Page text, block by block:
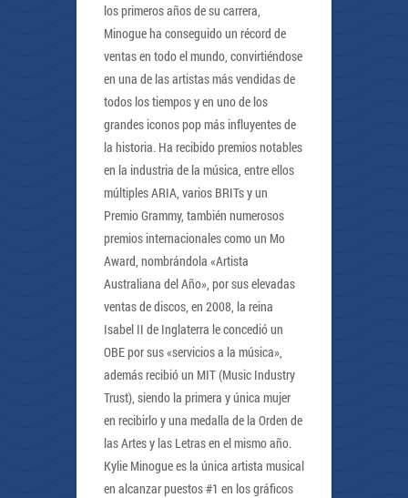
los primeros años de su carrera,
Minogue ha conseguido un récord de
ventas en todo el mundo, convirtiéndose
en una de las artistas más vendidas de
todos los tiempos y en uno de los
grandes iconos pop más influyentes de
la historia. Ha recibido premios notables
en la industria de la música, entre ellos
múltiples ARIA, varios BRITs y un
Premio Grammy, también numerosos
premios internacionales como un Mo
Award, nombrándola «Artista
Australiana del Año», por sus elevadas
ventas de discos, en 2008, la reina
Isabel II de Inglaterra le concedió un
OBE por sus «servicios a la música»,
además recibió un MIT (Music Industry
Trust), siendo la primera y única mujer
en recibirlo y una medalla de la Orden de
las Artes y las Letras en el mismo año.
Kylie Minogue es la única artista musical
en alcanzar puestos #1 en los gráficos